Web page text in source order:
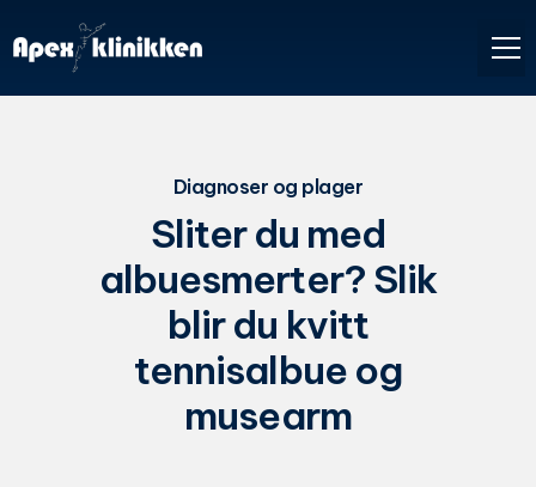
Diagnoser og plager
Sliter du med
albuesmerter? Slik
blir du kvitt
tennisalbue og
musearm